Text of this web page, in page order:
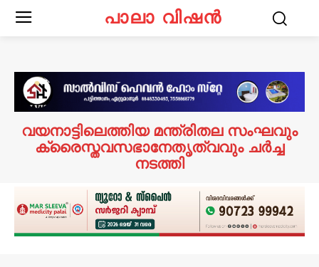
പാലാ വിഷൻ
വയനാട്ടിലെത്തിയ മന്ത്രിതല സംഘവും
ക്രൈസ്തവസഭാനേതൃത്വവും ചർച്ച
നടത്തി